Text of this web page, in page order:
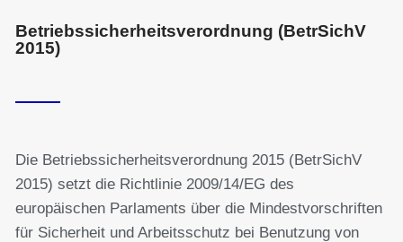
Betriebssicherheitsverordnung (BetrSichV
2015)
Die Betriebssicherheitsverordnung 2015 (BetrSichV
2015) setzt die Richtlinie 2009/14/EG des
europäischen Parlaments über die Mindestvorschriften
für Sicherheit und Arbeitsschutz bei Benutzung von